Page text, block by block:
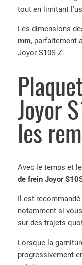
tout en limitant
Les dimensions
mm, parfaitement
Joyor S10S-Z.
Joyor
les
Avec le temps et
de frein Joyor
Il est
notamment si
sur des trajets
Lorsque la
progressivement